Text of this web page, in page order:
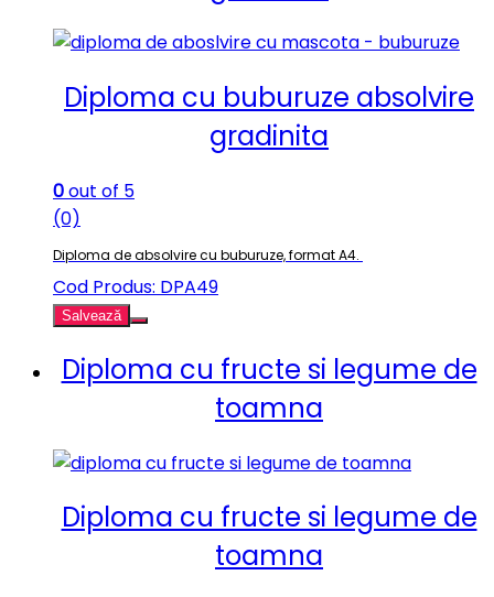
Diploma cu buburuze absolvire
gradinita
0out of 5
(0)
Diploma de absolvire cu buburuze, format A4.
Cod Produs: DPA49
Salvează
Diploma cu fructe si legume de
toamna
Diploma cu fructe si legume de
toamna